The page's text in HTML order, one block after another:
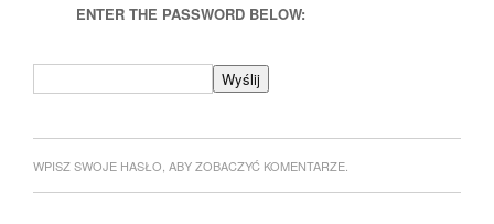
ENTER THE PASSWORD BELOW:
WPISZ SWOJE HASŁO, ABY ZOBACZYĆ KOMENTARZE.